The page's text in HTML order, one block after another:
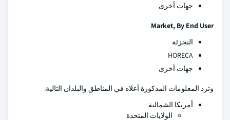
جهات أخرى
Market, By End User
التجزئة
HORECA
جهات أخرى
وترد المعلومات المذكورة أعلاه في المناطق والبلدان التالية:
أمريكا الشمالية
الولايات المتحدة